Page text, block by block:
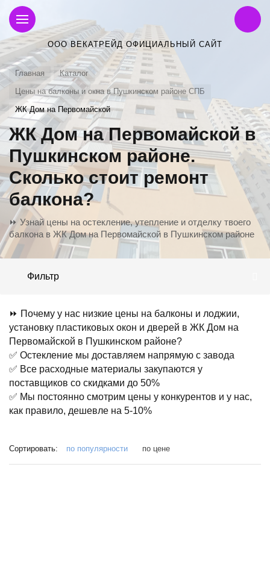
ООО ВЕКАТРЕЙД ОФИЦИАЛЬНЫЙ САЙТ
Главная
Каталог
Цены на балконы и окна в Пушкинском районе СПБ
ЖК Дом на Первомайской
ЖК Дом на Первомайской в
Пушкинском районе.
Сколько стоит ремонт
балкона?
⏩ Узнай цены на остекление, утепление и отделку твоего
балкона в ЖК Дом на Первомайской в Пушкинском районе
Фильтр
⏩ Почему у нас низкие цены на балконы и лоджии,
установку пластиковых окон и дверей в ЖК Дом на
Первомайской в Пушкинском районе?
✅ Остекление мы доставляем напрямую с завода
✅ Все расходные материалы закупаются у
поставщиков со скидками до 50%
✅ Мы постоянно смотрим цены у конкурентов и у нас,
как правило, дешевле на 5-10%
Сортировать: по популярности по цене